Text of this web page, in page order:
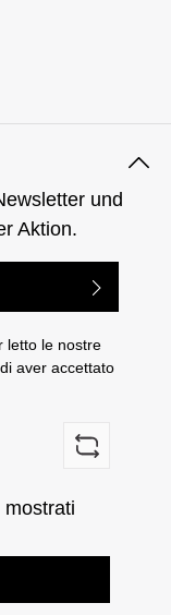
und
Aktion.
letto le nostre
aver accettato